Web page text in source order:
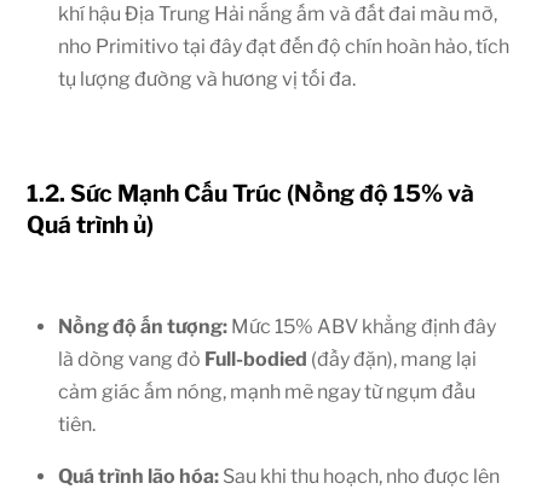
khí hậu Địa Trung Hải nắng ấm và đất đai màu mỡ,
nho Primitivo tại đây đạt đến độ chín hoàn hảo, tích
tụ lượng đường và hương vị tối đa.
1.2. Sức Mạnh Cấu Trúc (Nồng độ15%và
Quá trình ủ)
Nồng độ ấn tượng: Mức 15% ABV khẳng định đây
là dòng vang đỏ Full-bodied (đầy đặn), mang lại
cảm giác ấm nóng, mạnh mẽ ngay từ ngụm đầu
tiên.
Quá trình lão hóa: Sau khi thu hoạch, nho được lên